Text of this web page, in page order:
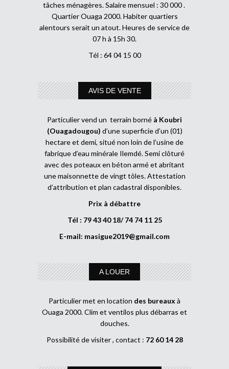
tâches ménagères. Salaire mensuel : 30 000 .
Quartier Ouaga 2000. Habiter quartiers
alentours serait un atout. Heures de service de
07 h à 15h 30.
Tél : 64 04 15 00
AVIS DE VENTE
Particulier vend un terrain borné à Koubri
(Ouagadougou) d’une superficie d’un (01)
hectare et demi, situé non loin de l’usine de
fabrique d’eau minérale Ilemdé. Semi clôturé
avec des poteaux en béton armé et abritant
une maisonnette de vingt tôles. Attestation
d’attribution et plan cadastral disponibles.
Prix à débattre
Tél : 79 43 40 18/ 74 74 11 25
E-mail: masigue2019@gmail.com
A LOUER
Particulier met en location des bureaux à
Ouaga 2000. Clim et ventilos plus débarras et
douches.
Possibilité de visiter , contact : 72 60 14 28